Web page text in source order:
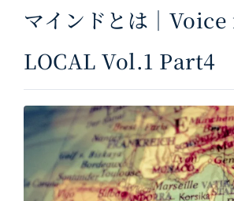
マインドとは｜
LOCAL Vol.1 Part4